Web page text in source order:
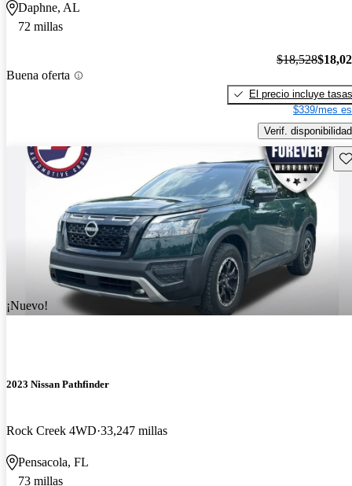
Daphne, AL
72 millas
Buena oferta
$18,528
El precio incluye tasas
$339/mes
Verif. disponibilidad
¡Nuevo!
2023 Nissan Pathfinder
Rock Creek 4WD 33,247 millas
Pensacola, FL
73 millas